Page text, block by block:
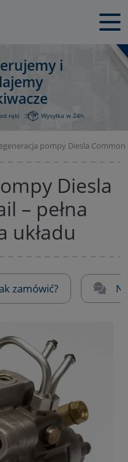
i
ręki Wysyłka w 24h
pompy Diesla Common
Diesla
– pełna
układu
zamówić?